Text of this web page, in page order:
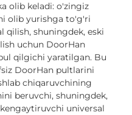
olib keladi: o'zingiz
olib yurishga to'g'ri
qilish, shuningdek, eski
uchun DoorHan
qilgichi yaratilgan. Bu
DoorHan pultlarini
chiqaruvchining
beruvchi, shuningdek,
universal